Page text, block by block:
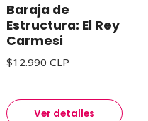
Baraja de
Estructura: El Rey
Carmesi
$12.990 CLP
Ver detalles